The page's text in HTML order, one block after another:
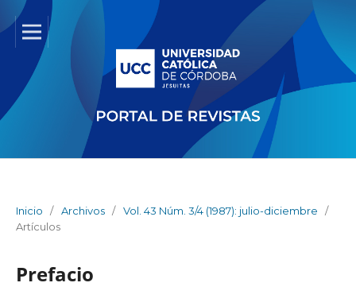
Inicio / Archivos / Vol. 43 Núm. 3/4 (1987): julio-diciembre
/
Artículos
Prefacio